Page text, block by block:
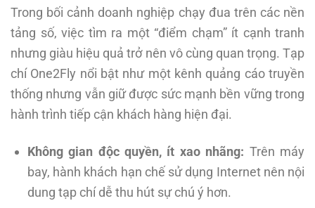
Trong bối cảnh doanh nghiệp chạy đua trên các nền
tảng số, việc tìm ra một “điểm chạm” ít cạnh tranh
nhưng giàu hiệu quả trở nên vô cùng quan trọng. Tạp
chí One2Fly nổi bật như một kênh quảng cáo truyền
thống nhưng vẫn giữ được sức mạnh bền vững trong
hành trình tiếp cận khách hàng hiện đại.
Không gian độc quyền, ít xao nhãng: Trên máy
bay, hành khách hạn chế sử dụng Internet nên nội
dung tạp chí dễ thu hút sự chú ý hơn.